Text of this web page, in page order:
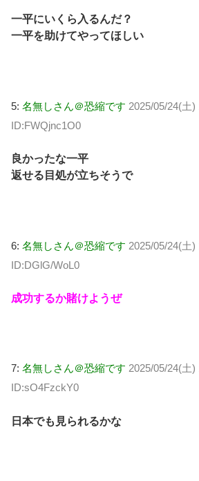
一平にいくら入るんだ？
一平を助けてやってほしい
5: 名無しさん＠恐縮です 2025/05/24(土)
ID:FWQjnc1O0
良かったな一平
返せる目処が立ちそうで
6: 名無しさん＠恐縮です 2025/05/24(土)
ID:DGlG/WoL0
成功するか賭けようぜ
7: 名無しさん＠恐縮です 2025/05/24(土)
ID:sO4FzckY0
日本でも見られるかな